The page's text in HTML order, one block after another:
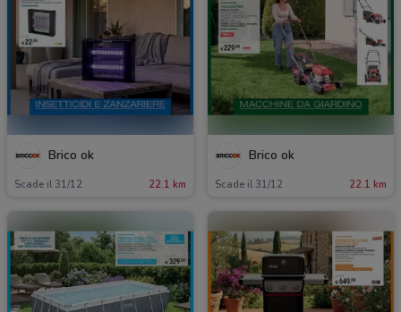
Brico ok
Scade il 31/12 22.1 km
Brico ok
Scade il 31/12 22.1 km